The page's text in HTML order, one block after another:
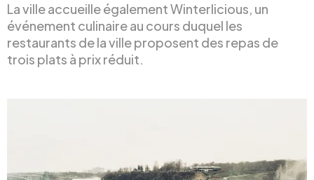
La ville accueille également Winterlicious, un
événement culinaire au cours duquel les
restaurants de la ville proposent des repas de
trois plats à prix réduit.